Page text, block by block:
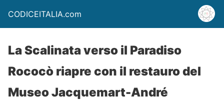
CODICEITALIA.com
La Scalinata verso il Paradiso
Rococò riapre con il restauro del
Museo Jacquemart-André